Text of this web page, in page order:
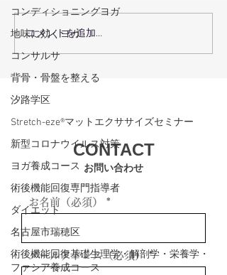
コンディショニングヨガ
地味に効くヨガ
コンサルサ
背骨・骨盤を整える
汐路学区
Stretch-eze®マットエクササイズセミナー
新型コロナウイルス対策
ヨガ養成コース
術後機能回復専門指導者
ダイエット
名古屋市瑞穂区
術後機能回復基礎生理学・解剖学・栄養学・
ファシア養成コース
術後回復プログラムで術
後回復を最大化するコー
スの選び方
コメントを追加…
お問い合わせ
CONTACT
お名前（必須）
メールアドレス（必須）